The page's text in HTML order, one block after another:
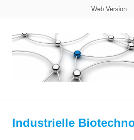
Web Version
Industrielle